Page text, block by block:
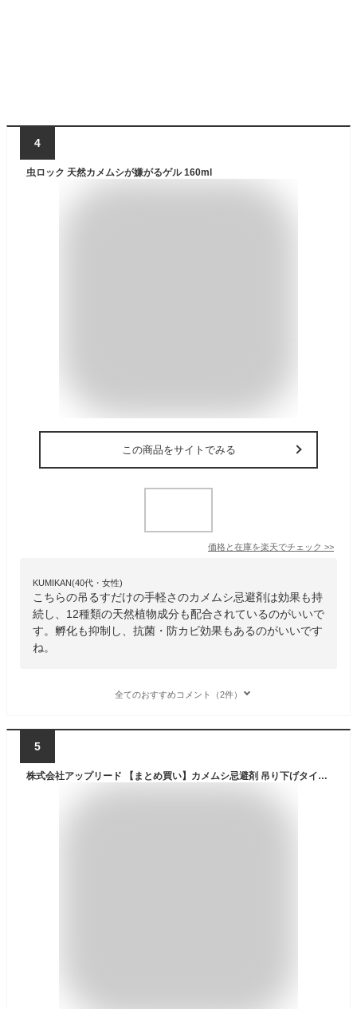
4
虫ロック 天然カメムシが嫌がるゲル 160ml
この商品をサイトでみる
価格と在庫を楽天でチェック >>
KUMIKAN(40代・女性)
こちらの吊るすだけの手軽さのカメムシ忌避剤は効果も持
続し、12種類の天然植物成分も配合されているのがいいで
す。孵化も抑制し、抗菌・防カビ効果もあるのがいいです
ね。
全てのおすすめコメント（2件）
5
株式会社アップリード 【まとめ買い】カメムシ忌避剤 吊り下げタイプ ベランダや軒下に吊り下げて寄せ付けない 効果約60日 有効範囲直径約1m 屋外専用「さらば!!カメムシッ（カメムシ忌避剤）」2個セット